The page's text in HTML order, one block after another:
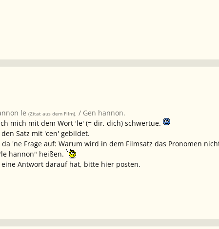
le (Zitat aus dem Film). / Gen hannon.
mich mit dem Wort 'le' (= dir, dich) schwertue.
Satz mit 'cen' gebildet.
'ne Frage auf: Warum wird in dem Filmsatz das Pronomen
hannon" heißen.
Antwort darauf hat, bitte hier posten.